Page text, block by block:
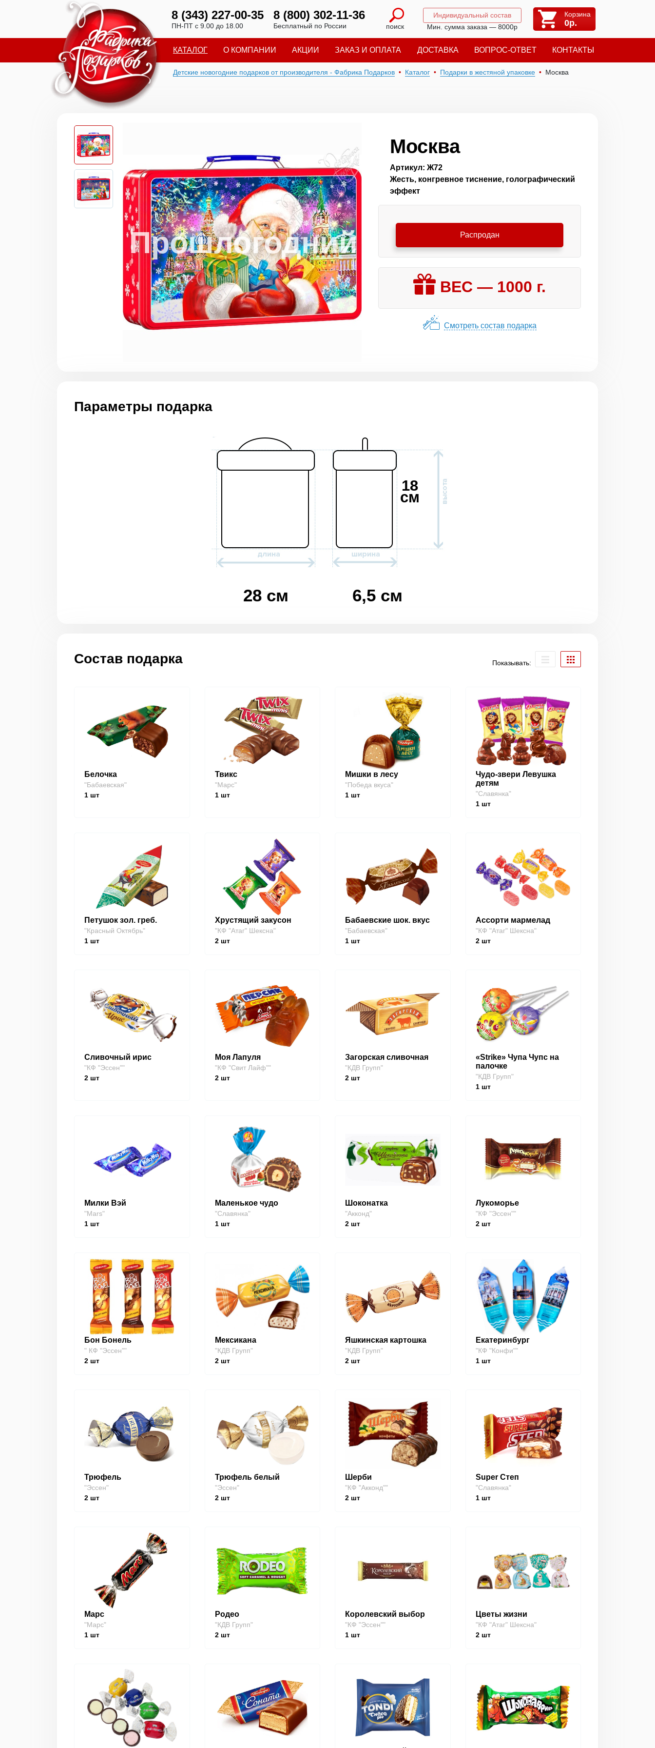
8 (343) 227-00-35
ПН-ПТ с 9.00 до 18.00
8 (800) 302-11-36
Бесплатный по России поиск
Индивидуальный состав
Мин. сумма заказа — 8000р
Корзина
0р.
КАТАЛОГ О КОМПАНИИ АКЦИИ ЗАКАЗ И ОПЛАТА ДОСТАВКА ВОПРОС-ОТВЕТ КОНТАКТЫ
Детские новогодние подарков от производителя - Фабрика Подарков Каталог Подарки в жестяной упаковке Москва
Москва
Артикул: Ж72
Жесть, конгревное тиснение, голографический
эффект
Распродан
ВЕС — 1000 г.
Смотреть состав подарка
Параметры подарка
28 см 6,5 см
18
см
Состав подарка Показывать:
Белочка
"Бабаевская"
1 шт
Твикс
"Марс"
1шт
Мишки в лесу
"Победа вкуса"
1 шт
Чудо-звери Левушка
детям
"Славянка"
1шт
Петушок зол. греб.
"Красный Октябрь"
1 шт
Хрустящий закусон
"КФ "Атаг" Шексна"
2шт
Бабаевские шок. вкус
"Бабаевская"
1 шт
Ассорти мармелад
"КФ "Атаг" Шексна"
2шт
Сливочный ирис
"КФ "Эссен""
2 шт
Моя Лапуля
"КФ "Свит Лайф""
2шт
Загорская сливочная
"КДВ Групп"
2 шт
«Strike» Чупа Чупс на
палочке
"КДВ Групп"
1шт
Милки Вэй
"Mars"
1 шт
Маленькое чудо
"Славянка"
1шт
Шоконатка
"Акконд"
2 шт
Лукоморье
"КФ "Эссен""
2шт
Бон Бонель
" КФ "Эссен""
2 шт
Мексикана
"КДВ Групп"
2шт
Яшкинская картошка
"КДВ Групп"
2 шт
Екатеринбург
"КФ "Конфи""
1шт
Трюфель
"Эссен"
2 шт
Трюфель белый
"Эссен"
2шт
Шерби
"КФ "Акконд""
2 шт
Super Степ
"Славянка"
1шт
Марс
"Марс"
1 шт
Родео
"КДВ Групп"
2шт
Королевский выбор
"КФ "Эссен""
1 шт
Цветы жизни
"КФ "Атаг" Шексна"
2шт